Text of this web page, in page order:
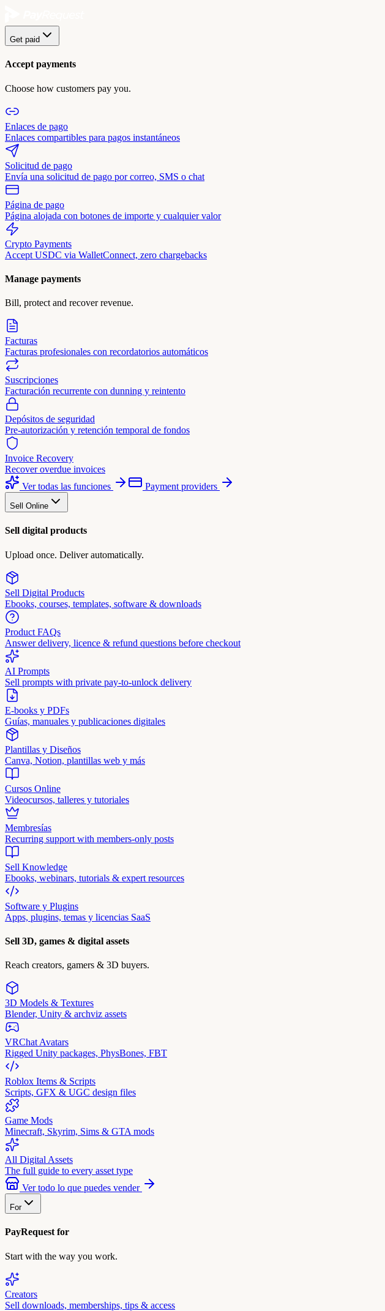
Get paid
Accept payments
Choose how customers pay you.
Enlaces de pago
Enlaces compartibles para pagos instantáneos
Solicitud de pago
Envía una solicitud de pago por correo, SMS o chat
Página de pago
Página alojada con botones de importe y cualquier valor
Crypto Payments
Accept USDC via WalletConnect, zero chargebacks
Manage payments
Bill, protect and recover revenue.
Facturas
Facturas profesionales con recordatorios automáticos
Suscripciones
Facturación recurrente con dunning y reintento
Depósitos de seguridad
Pre-autorización y retención temporal de fondos
Invoice Recovery
Recover overdue invoices
Ver todas las funciones
Payment providers
Sell Online
Sell digital products
Upload once. Deliver automatically.
Sell Digital Products
Ebooks, courses, templates, software & downloads
Product FAQs
Answer delivery, licence & refund questions before checkout
AI Prompts
Sell prompts with private pay-to-unlock delivery
E-books y PDFs
Guías, manuales y publicaciones digitales
Plantillas y Diseños
Canva, Notion, plantillas web y más
Cursos Online
Videocursos, talleres y tutoriales
Membresías
Recurring support with members-only posts
Sell Knowledge
Ebooks, webinars, tutorials & expert resources
Software y Plugins
Apps, plugins, temas y licencias SaaS
Sell 3D, games & digital assets
Reach creators, gamers & 3D buyers.
3D Models & Textures
Blender, Unity & archviz assets
VRChat Avatars
Rigged Unity packages, PhysBones, FBT
Roblox Items & Scripts
Scripts, GFX & UGC design files
Game Mods
Minecraft, Skyrim, Sims & GTA mods
All Digital Assets
The full guide to every asset type
Ver todo lo que puedes vender
For
PayRequest for
Start with the way you work.
Creators
Sell downloads, memberships, tips & access